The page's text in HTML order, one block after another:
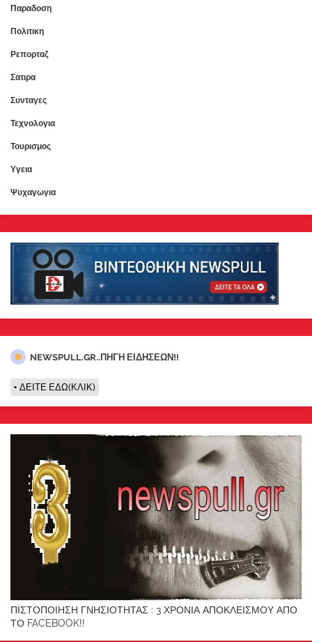
Παραδοση
Πολιτικη
Ρεπορταζ
Σατιρα
Συνταγες
Τεχνολογια
Τουρισμος
Υγεια
Ψυχαγωγια
NEWSPULL.GR..ΠΗΓΗ ΕΙΔΗΣΕΩΝ!!
ΔΕΙΤΕ ΕΔΩ(ΚΛΙΚ)
ΠΙΣΤΟΠΟΙΗΣΗ ΓΝΗΣΙΟΤΗΤΑΣ : 3 ΧΡΟΝΙΑ ΑΠΟΚΛΕΙΣΜΟΥ ΑΠΟ
ΤΟ FACEBOOK!!